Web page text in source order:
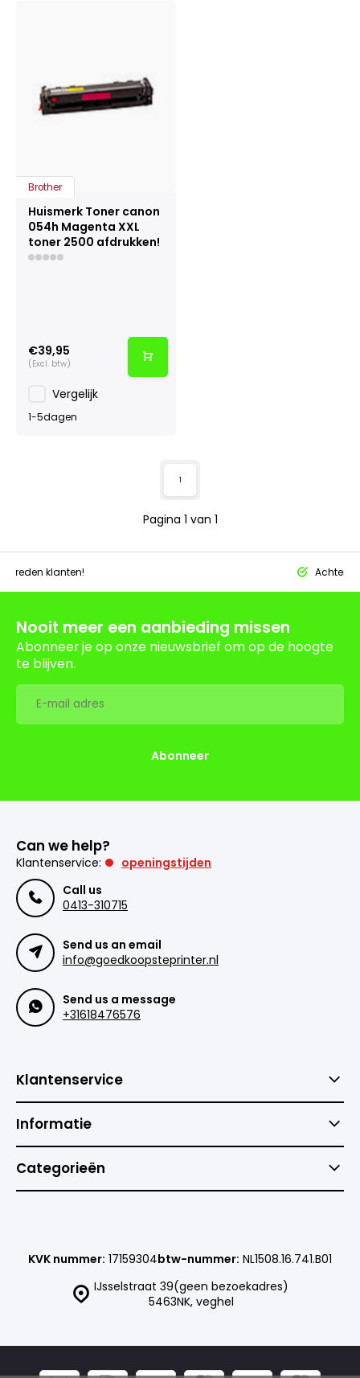
Brother
Huismerk Toner canon
054h Magenta XXL
toner 2500 afdrukken!
€39,95
(Excl. btw)
Vergelijk
1-5dagen
Pagina 1 van 1
1
klanten! Achteraf
Nooit meer een aanbieding missen
Abonneer je op onze nieuwsbrief om op de hoogte
te blijven.
Abonneer
Can we help?
Klantenservice:
openingstijden
Call us
0413-310715
Send us an email
info@goedkoopsteprinter.nl
Send us a message
+31618476576
Klantenservice
Informatie
Categorieën
IJsselstraat 39(geen bezoekadres)
5463NK, veghel
KVK nummer: 17159304btw-nummer: NL1508.16.741.B01